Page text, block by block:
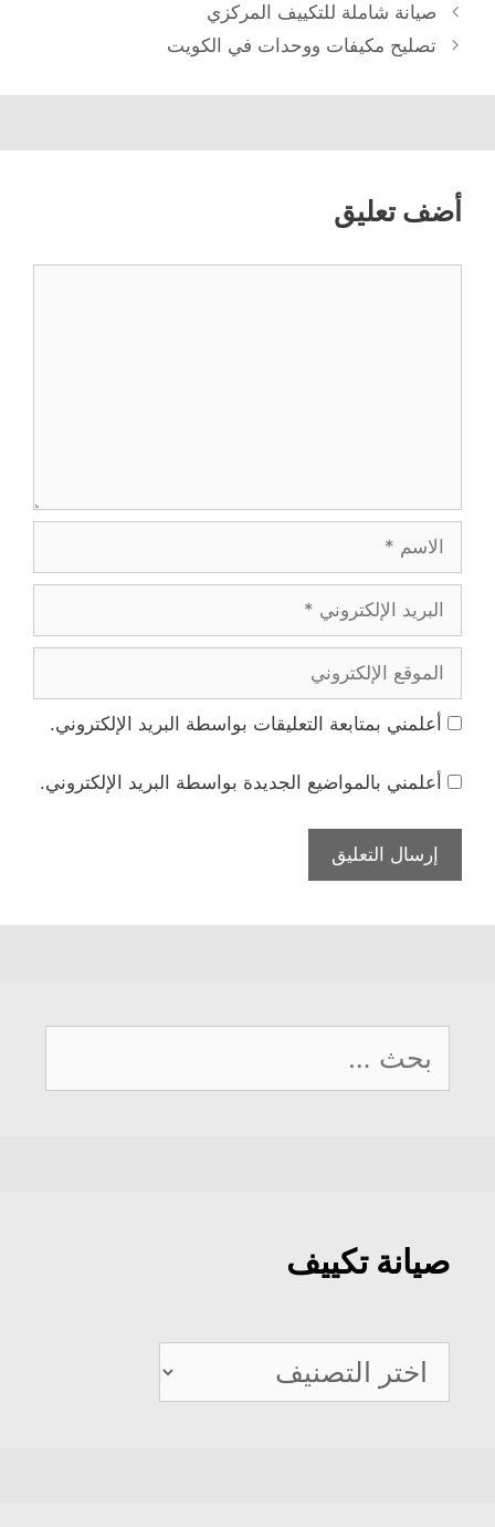
صيانة شاملة للتكييف المركزي
تصليح مكيفات ووحدات في الكويت
أضف تعليق
الإلكتروني
الإلكتروني
أعلمني بمتابعة التعليقات بواسطة البريد الإلكتروني.
أعلمني بالمواضيع الجديدة بواسطة البريد الإلكتروني.
عن:
صيانة تكييف
صيانة
تكييف